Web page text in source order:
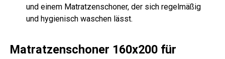
und einem Matratzenschoner, der sich regelmäßig
und hygienisch waschen lässt.
Matratzenschoner 160x200 für